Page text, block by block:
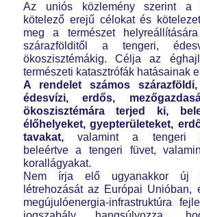
Az uniós közlemény szerint a
kötelező erejű célokat és
meg a természet
szárazfölditől a tengeri,
ökoszisztémákig. Célja az
természeti katasztrófák hatásainak
A rendelet számos
édesvízi, erdős,
ökoszisztémára terjed ki,
élőhelyeket, gyepterületeket,
tavakat,valamint a tengeri
beleértve a tengeri füvet,
korallágyakat.
Nem írja elő ugyanakkor új
létrehozását az Európai Unióban,
megújulóenergia-infrastruktúra